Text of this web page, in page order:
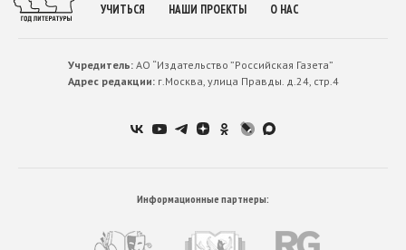
УЧИТЬСЯ
НАШИ ПРОЕКТЫ О НАС
Учредитель:АО “Издательство ”Российская Газета”
Адрес редакции:г.Москва, улица Правды. д.24, стр.4
Информационные партнеры: